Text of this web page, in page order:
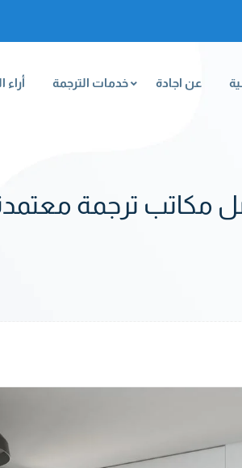
عن اجادة خدمات الترجمة أراء
مكاتب ترجمة